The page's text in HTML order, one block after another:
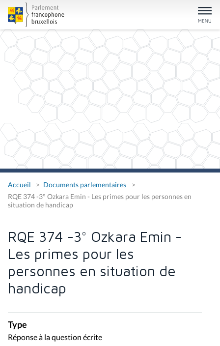
Accueil
Documents parlementaires
RQE 374 -3° Ozkara Emin - Les primes pour les personnes en
situation de handicap
RQE 374 -3° Ozkara Emin -
Les primes pour les
personnes en situation de
handicap
Type
Réponse à la question écrite